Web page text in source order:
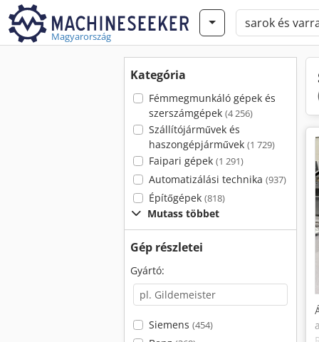
Magyarország
Kategória
Fémmegmunkáló gépek és
szerszámgépek (4 256)
Szállítójárművek és
haszongépjárművek (1 729)
Faipari gépek (1 291)
Automatizálási technika (937)
Építőgépek (818)
Mutass többet
Gép részletei
Gyártó:
Siemens (454)